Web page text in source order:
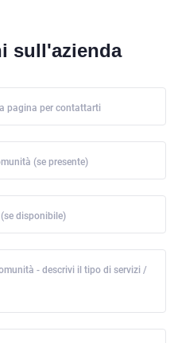
sull'azienda
pagina per contattarti
(se presente)
disponibile)
- descrivi il tipo di servizi /